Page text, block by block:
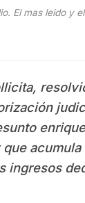
El mas leido y
acumula
ingresos